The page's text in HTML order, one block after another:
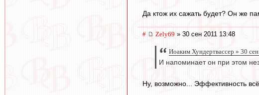
Да ктож их сажать будет? Он же
# Zely69 » 30 сен 2011 13:48
Иоаким Хундертвассер » 30
И напоминает он при этом
Ну, возможно... Эффективность